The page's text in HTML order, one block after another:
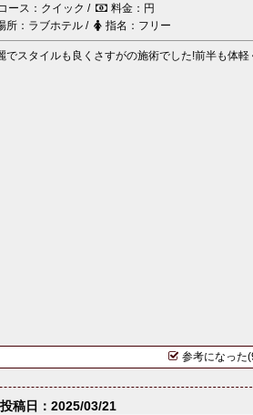
ース：クイック /
料金：円
所：ラブホテル /
指名：フリー
でスタイルも良くさすがの施術でした!前半も体
参考になった
投稿日：2025/03/21